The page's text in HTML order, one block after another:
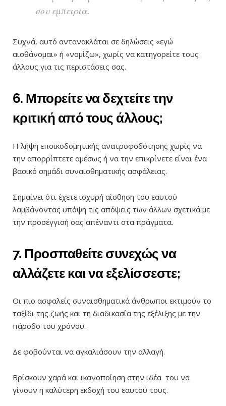
σου εμπειρία.
Συχνά, αυτό αντανακλάται σε δηλώσεις «εγώ
αισθάνομαι» ή «νομίζω», χωρίς να κατηγορείτε τους
άλλους για τις περιστάσεις σας.
6. Μπορείτε να δεχτείτε την
κριτική από τους άλλους;
Η λήψη εποικοδομητικής ανατροφοδότησης χωρίς να
την απορρίπτετε αμέσως ή να την επικρίνετε είναι ένα
βασικό σημάδι συναισθηματικής ασφάλειας.
Σημαίνει ότι έχετε ισχυρή αίσθηση του εαυτού
λαμβάνοντας υπόψη τις απόψεις των άλλων σχετικά με
την προσέγγισή σας απέναντι στα πράγματα.
7. Προσπαθείτε συνεχώς να
αλλάζετε και να εξελίσσεστε;
Οι πιο ασφαλείς συναισθηματικά άνθρωποι εκτιμούν το
ταξίδι της ζωής και τη διαδικασία της εξέλιξης με την
πάροδο του χρόνου.
Δε φοβούνται να αγκαλιάσουν την αλλαγή.
Βρίσκουν χαρά και ικανοποίηση στην ιδέα του να
γίνουν η καλύτερη εκδοχή του εαυτού τους.